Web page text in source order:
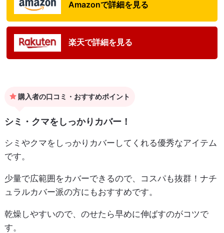
Amazonで詳細を見る
楽天で詳細を見る
購入者の口コミ・おすすめポイント
シミ・クマをしっかりカバー！
シミやクマをしっかりカバーしてくれる優秀なアイテム
です。
少量で広範囲をカバーできるので、コスパも抜群！ナチ
ュラルカバー派の方にもおすすめです。
乾燥しやすいので、のせたら早めに伸ばすのがコツで
す。